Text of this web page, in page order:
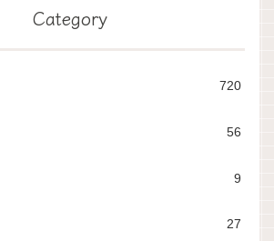
Category
720
56
9
27